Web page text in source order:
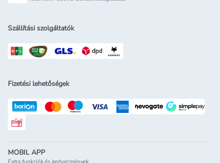
Szállítási szolgáltatók
Fizetési lehetőségek
Rossmann ajándékkártya
MOBIL APP